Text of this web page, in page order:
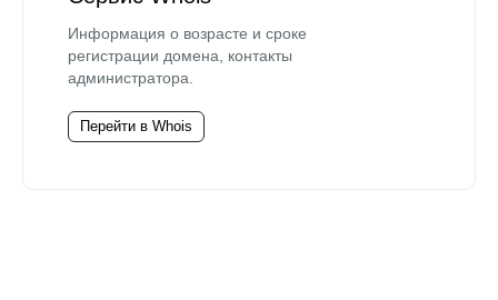
Информация о возрасте и сроке
регистрации домена, контакты
администратора.
Перейти в Whois